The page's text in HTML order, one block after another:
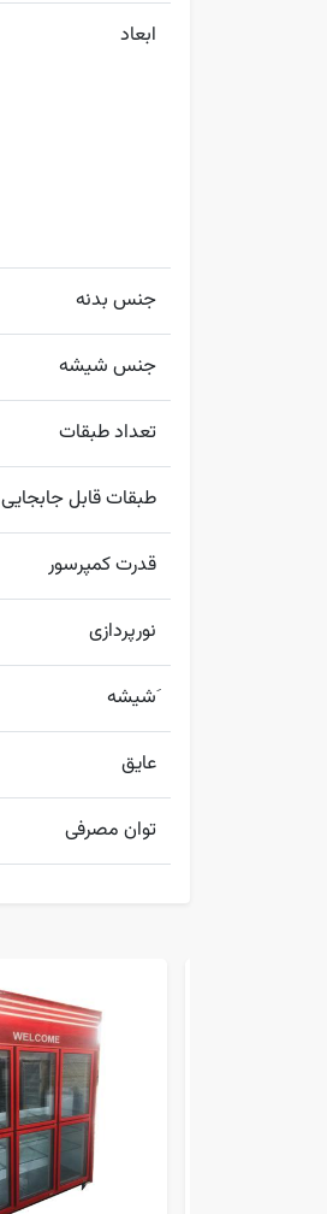
ابعاد
جنس بدنه
جنس شیشه
تعداد طبقات
طبقات قابل جابجایی
قدرت کمپرسور
نورپردازی
َشیشه
عایق
توان مصرفی